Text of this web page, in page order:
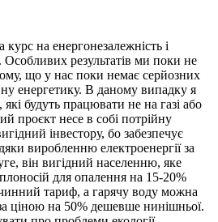
на енергонезалежність і
Особливих результатів ми поки не
що у нас поки немає серйозних
енергетику. В даному випадку я
будуть працювати не на газі або
проєкт несе в собі потрійну
інвестору, бо забезпечує
виробленню електроенергії за
він вигідний населенню, яке
для опалення на 15-20%
тариф, а гарячу воду можна
ціною на 50% дешевше нинішньої.